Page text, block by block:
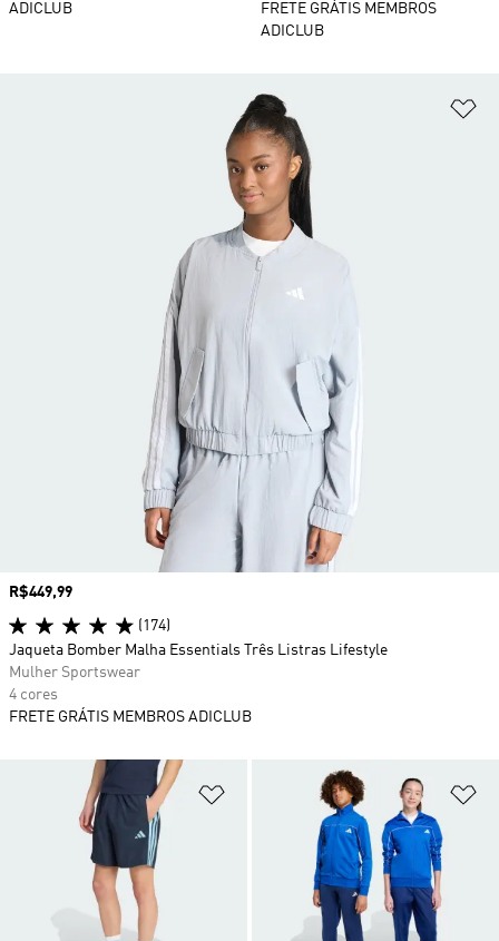
ADICLUB
FRETE GRÁTIS MEMBROS
ADICLUB
Adicionar à Lista de Desejos
Preço
R$449,99
(174)
Jaqueta Bomber Malha Essentials Três Listras Lifestyle
Mulher Sportswear
4 cores
FRETE GRÁTIS MEMBROS ADICLUB